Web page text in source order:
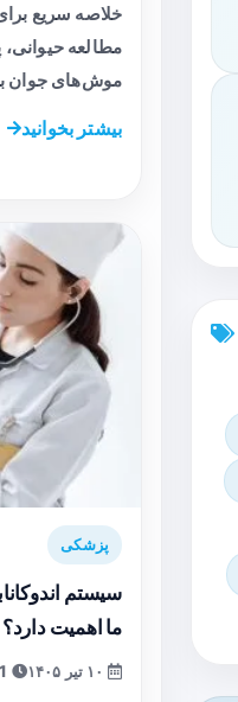
خلاصه سریع
مطالعه حیوانی،
موش‌های جوان
بیشتر بخوانید
پزشکی
سیستم
ما اهمیت دارد؟